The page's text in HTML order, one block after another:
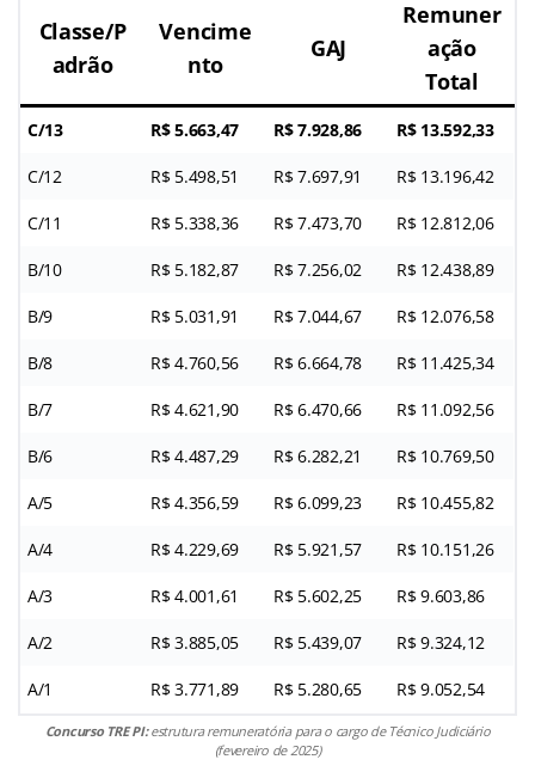
Classe/P
adrão
Vencime
nto
GAJ
Remuner
ação
Total
C/13 R$ 5.663,47 R$ 7.928,86 R$ 13.592,33
C/12 R$ 5.498,51 R$ 7.697,91 R$ 13.196,42
C/11 R$ 5.338,36 R$ 7.473,70 R$ 12.812,06
B/10 R$ 5.182,87 R$ 7.256,02 R$ 12.438,89
B/9 R$ 5.031,91 R$ 7.044,67 R$ 12.076,58
B/8 R$ 4.760,56 R$ 6.664,78 R$ 11.425,34
B/7 R$ 4.621,90 R$ 6.470,66 R$ 11.092,56
B/6 R$ 4.487,29 R$ 6.282,21 R$ 10.769,50
A/5 R$ 4.356,59 R$ 6.099,23 R$ 10.455,82
A/4 R$ 4.229,69 R$ 5.921,57 R$ 10.151,26
A/3 R$ 4.001,61 R$ 5.602,25 R$ 9.603,86
A/2 R$ 3.885,05 R$ 5.439,07 R$ 9.324,12
A/1 R$ 3.771,89 R$ 5.280,65 R$ 9.052,54
Concurso TRE PI:estrutura remuneratória para o cargo de Técnico Judiciário
(fevereiro de 2025)